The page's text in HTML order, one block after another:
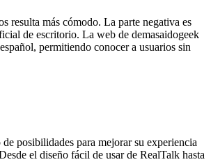
resulta más cómodo. La parte negativa es
de escritorio. La web de demasaidogeek
permitiendo conocer a usuarios sin
posibilidades para mejorar su experiencia
el diseño fácil de usar de RealTalk hasta